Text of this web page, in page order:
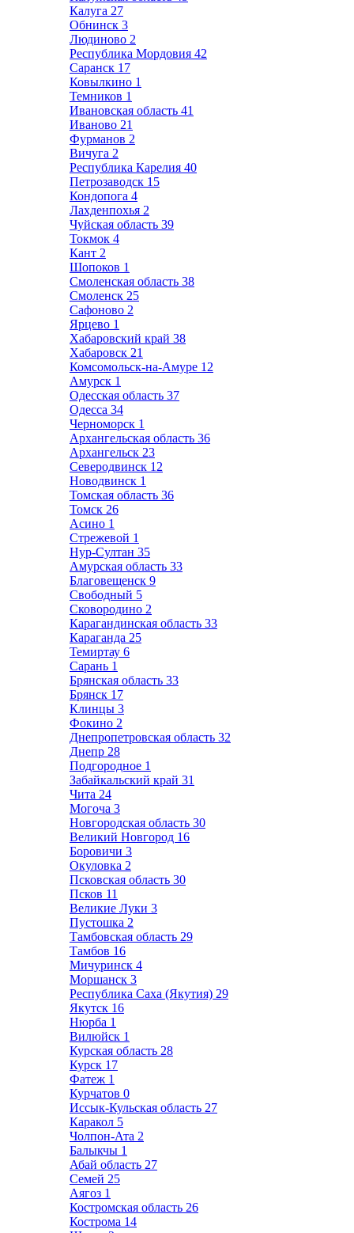
Калуга 27
Обнинск 3
Людиново 2
Республика Мордовия 42
Саранск 17
Ковылкино 1
Темников 1
Ивановская область 41
Иваново 21
Фурманов 2
Вичуга 2
Республика Карелия 40
Петрозаводск 15
Кондопога 4
Лахденпохья 2
Чуйская область 39
Токмок 4
Кант 2
Шопоков 1
Смоленская область 38
Смоленск 25
Сафоново 2
Ярцево 1
Хабаровский край 38
Хабаровск 21
Комсомольск-на-Амуре 12
Амурск 1
Одесская область 37
Одесса 34
Черноморск 1
Архангельская область 36
Архангельск 23
Северодвинск 12
Новодвинск 1
Томская область 36
Томск 26
Асино 1
Стрежевой 1
Нур-Султан 35
Амурская область 33
Благовещенск 9
Свободный 5
Сковородино 2
Карагандинская область 33
Караганда 25
Темиртау 6
Сарань 1
Брянская область 33
Брянск 17
Клинцы 3
Фокино 2
Днепропетровская область 32
Днепр 28
Подгородное 1
Забайкальский край 31
Чита 24
Могоча 3
Новгородская область 30
Великий Новгород 16
Боровичи 3
Окуловка 2
Псковская область 30
Псков 11
Великие Луки 3
Пустошка 2
Тамбовская область 29
Тамбов 16
Мичуринск 4
Моршанск 3
Республика Саха (Якутия) 29
Якутск 16
Нюрба 1
Вилюйск 1
Курская область 28
Курск 17
Фатеж 1
Курчатов 0
Иссык-Кульская область 27
Каракол 5
Чолпон-Ата 2
Балыкчы 1
Абай область 27
Семей 25
Аягоз 1
Костромская область 26
Кострома 14